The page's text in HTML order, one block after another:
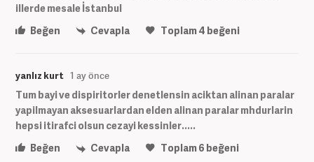
illerde mesale İstanbul
Beğen
Cevapla Toplam4 beğeni
yanlız kurt 1 ay önce
Tum bayi ve dispiritorler denetlensin aciktan alinan paralar
yapilmayan aksesuarlardan elden alinan paralar mhdurlarin
hepsi itirafci olsun cezayi kessinler.....
Beğen
Cevapla Toplam6 beğeni